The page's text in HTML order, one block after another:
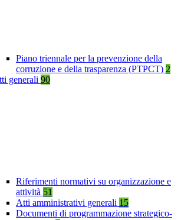
Piano triennale per la prevenzione della
corruzione e della trasparenza (PTPCT) 2
generali 90
Riferimenti normativi su organizzazione e
attività 51
Atti amministrativi generali 15
Documenti di programmazione strategico-